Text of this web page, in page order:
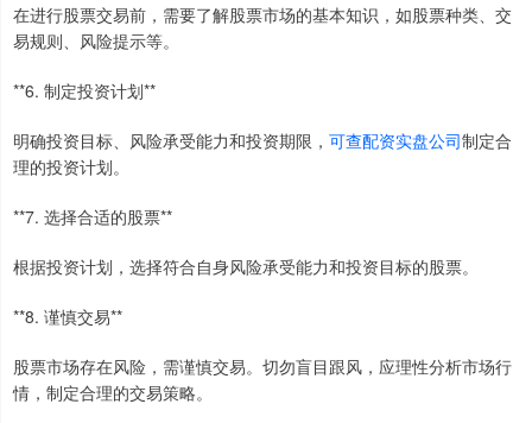
在进行股票交易前，需要了解股票市场的基本知识，如股票种类、交
易规则、风险提示等。
**6. 制定投资计划**
明确投资目标、风险承受能力和投资期限， 可查配资实盘公司制定合
理的投资计划。
**7. 选择合适的股票**
根据投资计划，选择符合自身风险承受能力和投资目标的股票。
**8. 谨慎交易**
股票市场存在风险，需谨慎交易。切勿盲目跟风，应理性分析市场行
情，制定合理的交易策略。